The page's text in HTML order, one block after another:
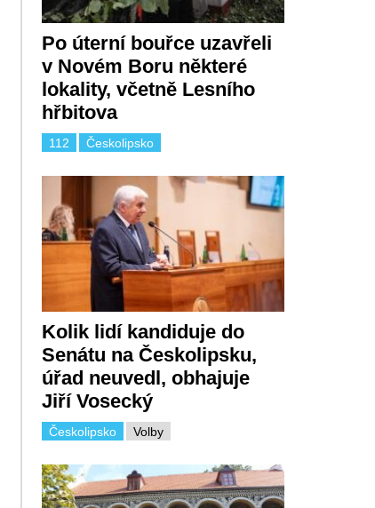
Po úterní bouřce uzavřeli
v Novém Boru některé
lokality, včetně Lesního
hřbitova
112 Českolipsko
Kolik lidí kandiduje do
Senátu na Českolipsku,
úřad neuvedl, obhajuje
Jiří Vosecký
Českolipsko Volby